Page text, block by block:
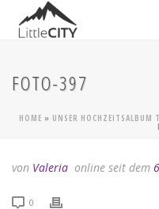
FOTO-397
HOME » UNSER HOCHZEITSALBUM
von Valeria online seit dem
0